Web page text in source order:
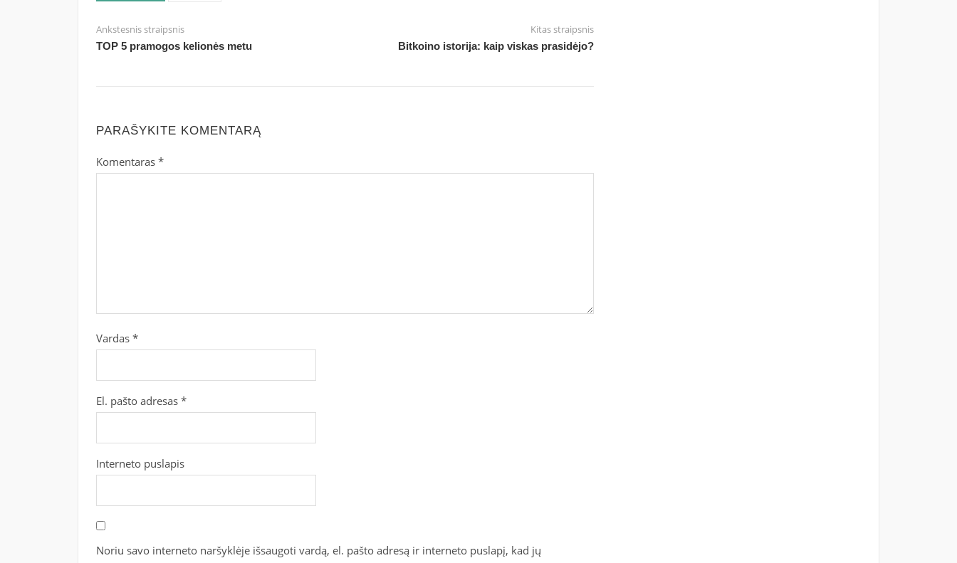
Ankstesnis straipsnis
TOP 5 pramogos kelionės metu
Kitas straipsnis
Bitkoino istorija: kaip viskas prasidėjo?
PARAŠYKITE KOMENTARĄ
Komentaras *
Vardas *
El. pašto adresas *
Interneto puslapis
Noriu savo interneto naršyklėje išsaugoti vardą, el. pašto adresą ir interneto puslapį, kad jų